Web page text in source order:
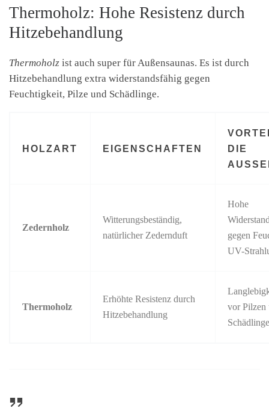
Thermoholz: Hohe Resistenz durch
Hitzebehandlung
Thermoholz ist auch super für Außensaunas. Es ist durch
Hitzebehandlung extra widerstandsfähig gegen
Feuchtigkeit, Pilze und Schädlinge.
HOLZART EIGENSCHAFTEN
DIE
Zedernholz
Witterungsbeständig,
natürlicher Zedernduft
Hohe
gegen
UV-
Thermoholz
Erhöhte Resistenz durch
Hitzebehandlung
vor Pilzen